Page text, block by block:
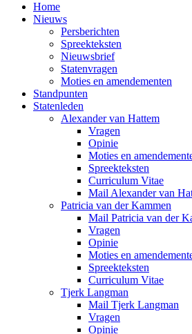
Home
Nieuws
Persberichten
Spreekteksten
Nieuwsbrief
Statenvragen
Moties en amendementen
Standpunten
Statenleden
Alexander van Hattem
Vragen
Opinie
Moties en
Spreekteksten
Curriculum Vitae
Mail Alexander van
Patricia van der Kammen
Mail Patricia van der
Vragen
Opinie
Moties en
Spreekteksten
Curriculum Vitae
Tjerk Langman
Mail Tjerk Langman
Vragen
Opinie